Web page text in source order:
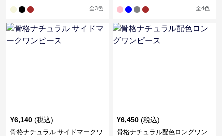
全3色 全4色
¥6,140 (税込)
骨格ナチュラル サイドマークワ
¥6,450 (税込)
骨格ナチュラル配色ロングワン